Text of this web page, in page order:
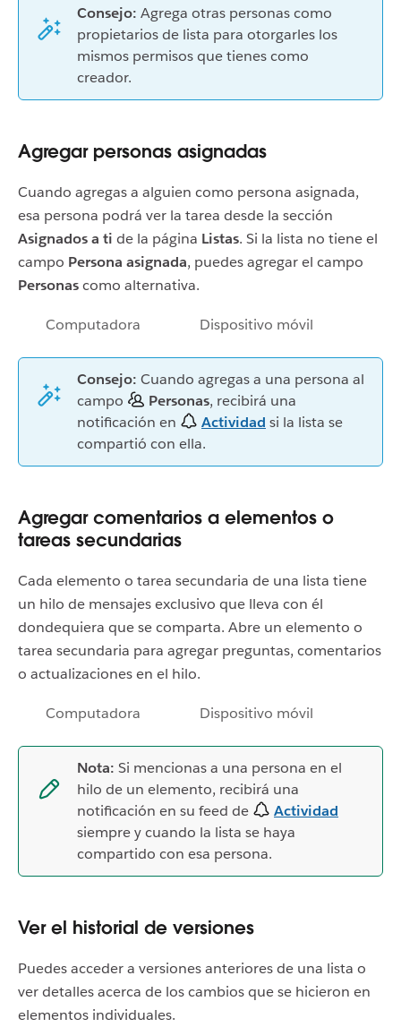
Consejo: Agrega otras personas como
propietarios de lista para otorgarles los
mismos permisos que tienes como
creador.
Agregar personas asignadas
Cuando agregas a alguien como persona asignada,
esa persona podrá ver la tarea desde la sección
Asignados a ti de la página Listas. Si la lista no tiene el
campo Persona asignada, puedes agregar el campo
Personascomo alternativa.
Computadora Dispositivo móvil
Consejo: Cuando agregas a una persona al
campo
Personas, recibirá una
notificación en
Actividad si la lista se
compartió con ella.
Agregar comentarios a elementos o
tareas secundarias
Cada elemento o tarea secundaria de una lista tiene
un hilo de mensajes exclusivo que lleva con él
dondequiera que se comparta. Abre un elemento o
tarea secundaria para agregar preguntas, comentarios
o actualizaciones en el hilo.
Computadora Dispositivo móvil
Nota: Si mencionas a una persona en el
hilo de un elemento, recibirá una
notificación en su feed de
Actividad
siempre y cuando la lista se haya
compartido con esa persona.
Ver el historial de versiones
Puedes acceder a versiones anteriores de una lista o
ver detalles acerca de los cambios que se hicieron en
elementos individuales.